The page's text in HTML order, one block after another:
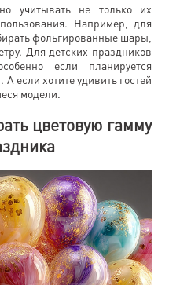
учитывать не только их
Например, для
фольгированные шары,
Для детских праздников
если планируется
если хотите удивить гостей
модели.
цветовую гамму